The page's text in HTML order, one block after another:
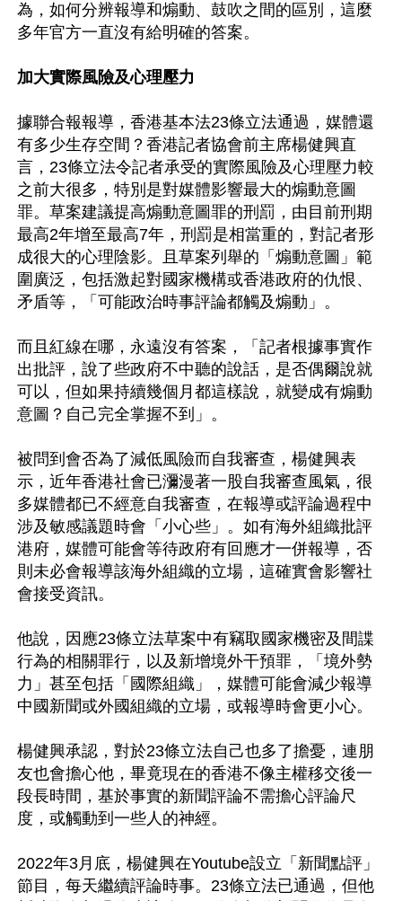
為，如何分辨報導和煽動、鼓吹之間的區別，這麼
多年官方一直沒有給明確的答案。
加大實際風險及心理壓力
據聯合報報導，香港基本法23條立法通過，媒體還
有多少生存空間？香港記者協會前主席楊健興直
言，23條立法令記者承受的實際風險及心理壓力較
之前大很多，特別是對媒體影響最大的煽動意圖
罪。草案建議提高煽動意圖罪的刑罰，由目前刑期
最高2年增至最高7年，刑罰是相當重的，對記者形
成很大的心理陰影。且草案列舉的「煽動意圖」範
圍廣泛，包括激起對國家機構或香港政府的仇恨、
矛盾等，「可能政治時事評論都觸及煽動」。
而且紅線在哪，永遠沒有答案，「記者根據事實作
出批評，說了些政府不中聽的說話，是否偶爾說就
可以，但如果持續幾個月都這樣說，就變成有煽動
意圖？自己完全掌握不到」。
被問到會否為了減低風險而自我審查，楊健興表
示，近年香港社會已瀰漫著一股自我審查風氣，很
多媒體都已不經意自我審查，在報導或評論過程中
涉及敏感議題時會「小心些」。如有海外組織批評
港府，媒體可能會等待政府有回應才一併報導，否
則未必會報導該海外組織的立場，這確實會影響社
會接受資訊。
他說，因應23條立法草案中有竊取國家機密及間諜
行為的相關罪行，以及新增境外干預罪，「境外勢
力」甚至包括「國際組織」，媒體可能會減少報導
中國新聞或外國組織的立場，或報導時會更小心。
楊健興承認，對於23條立法自己也多了擔憂，連朋
友也會擔心他，畢竟現在的香港不像主權移交後一
段長時間，基於事實的新聞評論不需擔心評論尺
度，或觸動到一些人的神經。
2022年3月底，楊健興在Youtube設立「新聞點評」
節目，每天繼續評論時事。23條立法已通過，但他